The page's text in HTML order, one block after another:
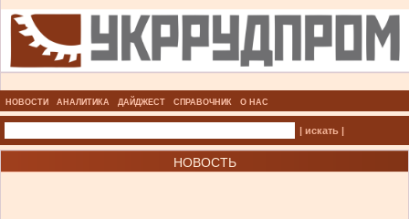
НОВОСТИ АНАЛИТИКА ДАЙДЖЕСТ СПРАВОЧНИК О НАС
| искать |
НОВОСТЬ